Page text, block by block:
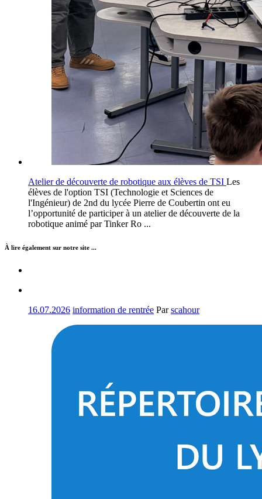
Atelier de découverte de robotique aux élèves de TSI Les
élèves de l'option TSI (Technologie et Sciences de
l'Ingénieur) de 2nd du lycée Pierre de Coubertin ont eu
l’opportunité de participer à un atelier de découverte de la
robotique animé par Tinker Ro ...
À lire également sur notre site ...
16.07.2026 information de rentrée Parscahour